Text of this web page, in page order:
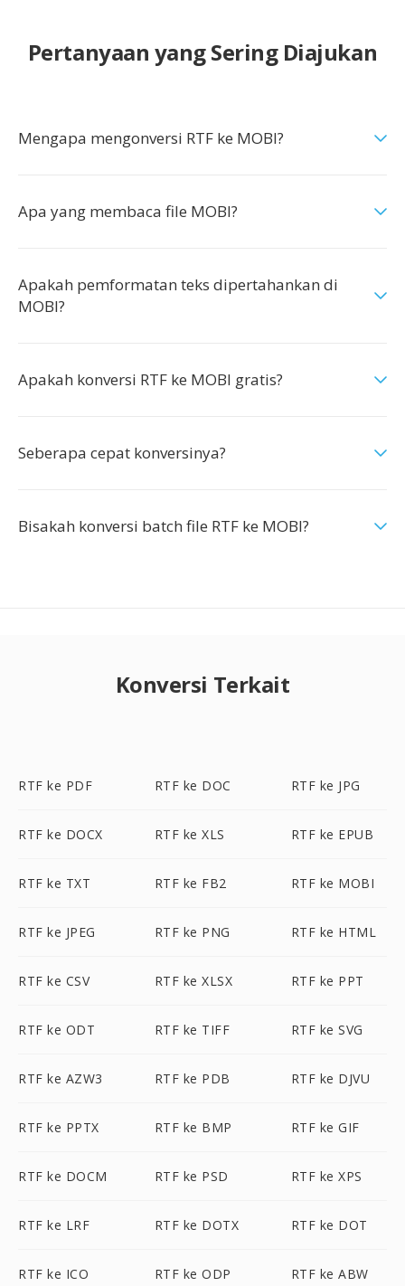
Pertanyaan yang Sering Diajukan
Mengapa mengonversi RTF ke MOBI?
Apa yang membaca file MOBI?
Apakah pemformatan teks dipertahankan di
MOBI?
Apakah konversi RTF ke MOBI gratis?
Seberapa cepat konversinya?
Bisakah konversi batch file RTF ke MOBI?
Konversi Terkait
RTF ke PDF RTF ke DOC RTF ke JPG
RTF ke DOCX RTF ke XLS RTF ke EPUB
RTF ke TXT RTF ke FB2 RTF ke MOBI
RTF ke JPEG RTF ke PNG RTF ke HTML
RTF ke CSV RTF ke XLSX RTF ke PPT
RTF ke ODT RTF ke TIFF RTF ke SVG
RTF ke AZW3 RTF ke PDB RTF ke DJVU
RTF ke PPTX RTF ke BMP RTF ke GIF
RTF ke DOCM RTF ke PSD RTF ke XPS
RTF ke LRF RTF ke DOTX RTF ke DOT
RTF ke ICO RTF ke ODP RTF ke ABW